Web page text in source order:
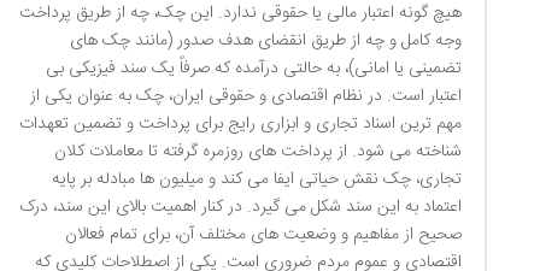
هیچ گونه اعتبار مالی یا حقوقی ندارد. این چک، چه از طریق پرداخت
وجه کامل و چه از طریق انقضای هدف صدور (مانند چک های
تضمینی یا امانی)، به حالتی درآمده که صرفاً یک سند فیزیکی بی
اعتبار است. در نظام اقتصادی و حقوقی ایران، چک به عنوان یکی از
مهم ترین اسناد تجاری و ابزاری رایج برای پرداخت و تضمین تعهدات
شناخته می شود. از پرداخت های روزمره گرفته تا معاملات کلان
تجاری، چک نقش حیاتی ایفا می کند و میلیون ها مبادله بر پایه
اعتماد به این سند شکل می گیرد. در کنار اهمیت بالای این سند، درک
صحیح از مفاهیم و وضعیت های مختلف آن، برای تمام فعالان
اقتصادی و عموم مردم ضروری است. یکی از اصطلاحات کلیدی که